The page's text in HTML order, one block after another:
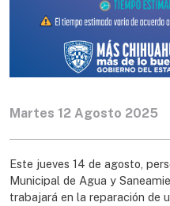
Martes 12 Agosto 2025
Este jueves 14 de agosto,
Municipal de Agua y
trabajará en la reparación de